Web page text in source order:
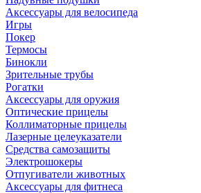
Аксессуары для велосипеда
Игры
Покер
Термосы
Бинокли
Зрительные трубы
Рогатки
Аксессуары для оружия
Оптические прицелы
Коллиматорные прицелы
Лазерные целеуказатели
Средства самозащиты
Электрошокеры
Отпугиватели животных
Аксессуары для фитнеса